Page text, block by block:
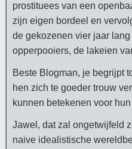
prostituees van een
zijn eigen bordeel en
de gekozenen vier jaar
opperpooiers, de lakeien
Beste Blogman, je begrijpt
hen zich te goeder trouw
kunnen betekenen voor hun
Jawel, dat zal ongetwijfeld
naive idealistische